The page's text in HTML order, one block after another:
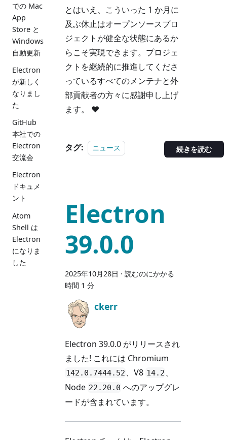
での Mac
App
Store と
Windows
自動更新
Electron
が新しく
なりまし
た
GitHub
本社での
Electron
交流会
Electron
ドキュメ
ント
Atom
Shell は
Electron
になりま
した
とはいえ、こういった 1 か月に
及ぶ休止はオープンソースプロ
ジェクトが健全な状態にあるか
らこそ実現できます。プロジェ
クトを継続的に推進してくださ
っているすべてのメンテナと外
部貢献者の方々に感謝申し上げ
ます。 ❤️
タグ: ニュース 続きを読む
Electron
39.0.0
2025年10月28日 · 読むのにかかる
時間 1 分
ckerr
Electron 39.0.0 がリリースされ
ました! これには Chromium
142.0.7444.52 、V8 14.2 、
Node 22.20.0 へのアップグレ
ードが含まれています。